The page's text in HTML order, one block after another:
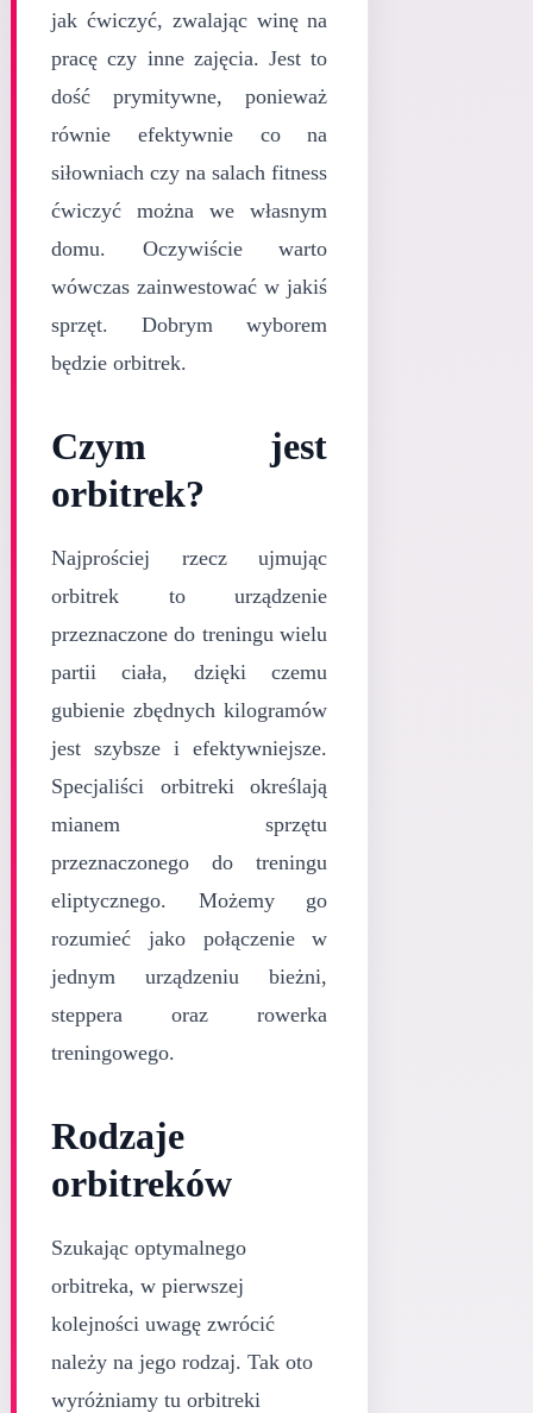
jak ćwiczyć, zwalając winę na
pracę czy inne zajęcia. Jest to
dość prymitywne, ponieważ
równie efektywnie co na
siłowniach czy na salach fitness
ćwiczyć można we własnym
domu. Oczywiście warto
wówczas zainwestować w jakiś
sprzęt. Dobrym wyborem
będzie orbitrek.
Czym jest
orbitrek?
Najprościej rzecz ujmując
orbitrek to urządzenie
przeznaczone do treningu wielu
partii ciała, dzięki czemu
gubienie zbędnych kilogramów
jest szybsze i efektywniejsze.
Specjaliści orbitreki określają
mianem sprzętu
przeznaczonego do treningu
eliptycznego. Możemy go
rozumieć jako połączenie w
jednym urządzeniu bieżni,
steppera oraz rowerka
treningowego.
Rodzaje
orbitreków
Szukając optymalnego
orbitreka, w pierwszej
kolejności uwagę zwrócić
należy na jego rodzaj. Tak oto
wyróżniamy tu orbitreki